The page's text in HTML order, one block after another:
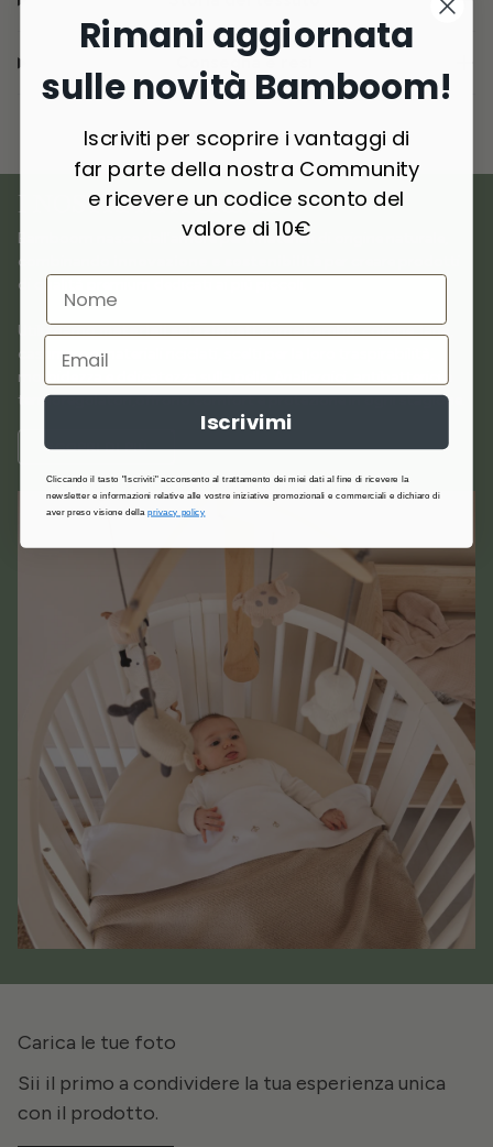
Consegna e resi
I NOSTRI MATERIALI
Bamboom nasce dall’amore per i materiali di origine naturale,
combinando
di qualità premium dedicati ai più piccoli.
Utilizziamomateriali selezionaticome bambù, cotone, lana,
cashmere e materiali riciclati, scelti per la loro traspirabilità,
morbidezza e delicatezza sulla pelle. Anallergici, antibatterici e
termoregolatori,offrono comfort e protezione in ogni stagione.
SCOPRI DI PIÙ
Carica le tue foto
Sii il primo a condividere la tua esperienza unica
con il prodotto.
Rimani aggiornata
sulle novità Bamboom!
Iscriviti per scoprire i vantaggi di
far parte della nostra Community
e ricevere un codice sconto del
valore di 10€
Iscrivimi
Cliccando il tasto "Iscriviti" acconsento al trattamento dei miei dati al fine di ricevere la
newsletter e informazioni relative alle vostre iniziative promozionali e commerciali e dichiaro di
aver preso visione dellaprivacy policy